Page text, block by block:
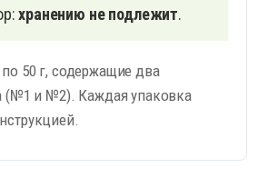
хранению не подлежит.
50 г, содержащие два
(№1 и №2). Каждая упаковка